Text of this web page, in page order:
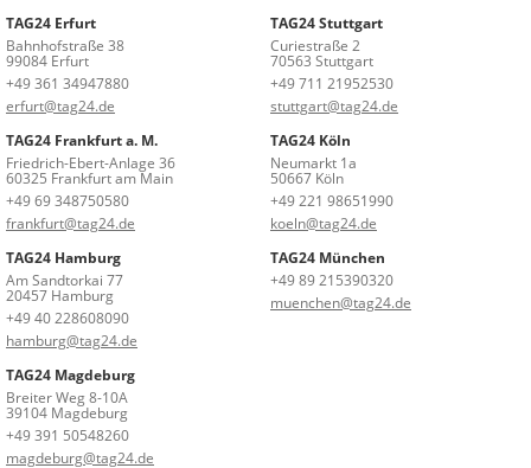
TAG24 Erfurt
Bahnhofstraße 38
99084 Erfurt
+49 361 34947880
erfurt@tag24.de
TAG24 Stuttgart
Curiestraße 2
70563 Stuttgart
+49 711 21952530
stuttgart@tag24.de
TAG24 Frankfurt a. M.
Friedrich-Ebert-Anlage 36
60325 Frankfurt am Main
+49 69 348750580
frankfurt@tag24.de
TAG24 Köln
Neumarkt 1a
50667 Köln
+49 221 98651990
koeln@tag24.de
TAG24 Hamburg
Am Sandtorkai 77
20457 Hamburg
+49 40 228608090
hamburg@tag24.de
TAG24 München
+49 89 215390320
muenchen@tag24.de
TAG24 Magdeburg
Breiter Weg 8-10A
39104 Magdeburg
+49 391 50548260
magdeburg@tag24.de